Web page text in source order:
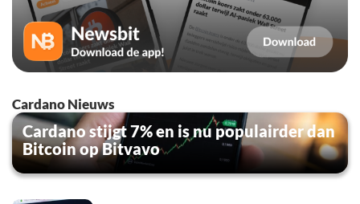
Cardano Nieuws
Cardano stijgt 7% en is nu populairder dan
Bitcoin op Bitvavo